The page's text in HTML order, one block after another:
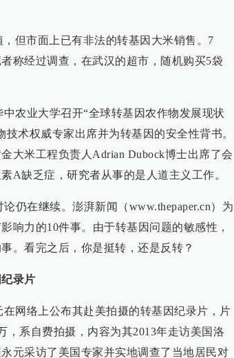
市面上已有非法的转基因大米销售。7
称经过调查，在武汉的超市，随机购买5袋
业大学召开“全球转基因农作物发展现状
术权威专家出席并为转基因的安全性背书。
大米工程负责人Adrian Dubock博士出席了会
A缺乏症，研究者从事的是人道主义工作。
在继续。澎湃新闻（www.thepaper.cn）为
响力的10件事。由于转基因问题的敏感性，
。看完之后，你是挺转，还是反转？
录片
络上公布其赴美拍摄的转基因纪录片，片
，系自费拍摄，内容为其2013年走访美国洛
元采访了美国专家并实地调查了当地居民对